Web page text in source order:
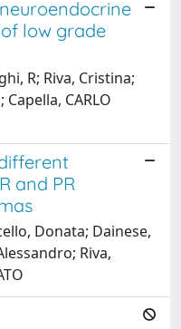
low grade
R; Riva, Cristina;
CARLO
and PR
Donata; Dainese,
Riva,